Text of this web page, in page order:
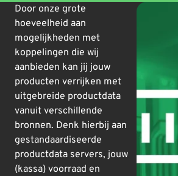
Door onze grote
hoeveelheid aan
mogelijkheden met
koppelingen die wij
aanbieden kan jij jouw
producten verrijken met
uitgebreide productdata
vanuit verschillende
bronnen. Denk hierbij aan
gestandaardiseerde
productdata servers, jouw
(kassa) voorraad en